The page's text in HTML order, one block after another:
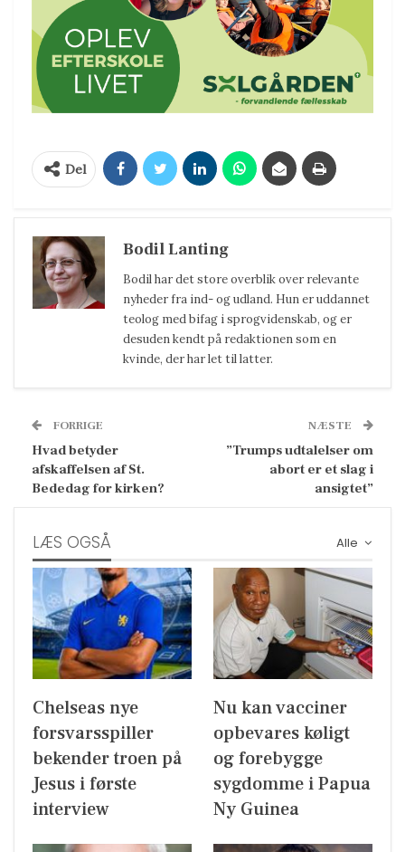
Del
Bodil Lanting
Bodil har det store overblik over relevante
nyheder fra ind- og udland. Hun er uddannet
teolog med bifag i sprogvidenskab, og er
desuden kendt på redaktionen som en
kvinde, der har let til latter.
FORRIGE
Hvad betyder
afskaffelsen af St.
Bededag for kirken?
NÆSTE
”Trumps udtalelser om
abort er et slag i
ansigtet”
Alle
LÆS OGSÅ
Chelseas nye
forsvarsspiller
bekender troen på
Jesus i første
interview
Nu kan vacciner
opbevares køligt
og forebygge
sygdomme i Papua
Ny Guinea